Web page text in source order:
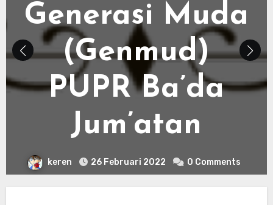
Generasi Muda
(Genmud)
PUPR Ba’da
Jum’atan
keren 26 Februari 2022 0 Comments